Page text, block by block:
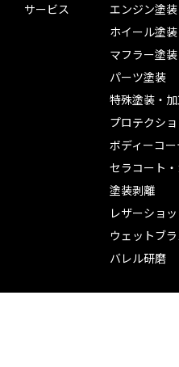
サービス
エンジン塗装
ホイール塗装
マフラー塗装
パーツ塗装
特殊塗装・
プロテクシ
ボディーコ
セラコート
塗装剥離
レザーショ
ウェットブ
バレル研磨